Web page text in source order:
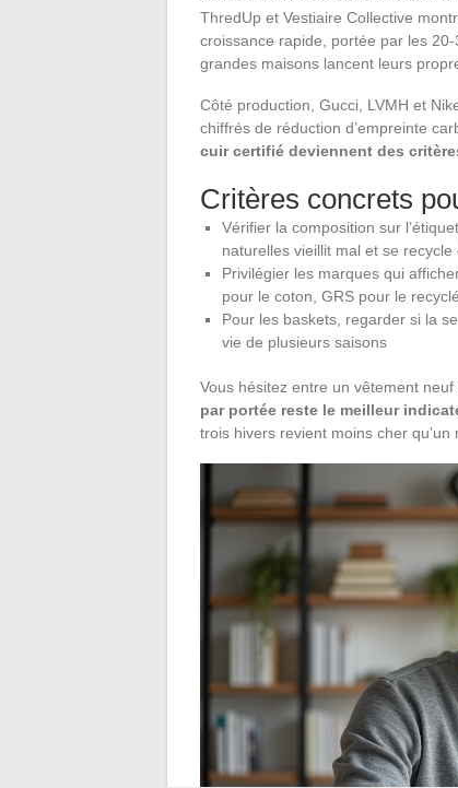
ThredUp et Vestiaire Collective
croissance rapide, portée par les
grandes maisons lancent leurs
Côté production, Gucci, LVMH et
chiffrés de réduction d’empreinte
cuir certifié deviennent des
Critères concrets
Vérifier la composition sur
naturelles vieillit mal et se recycle
Privilégier les marques qui
pour le coton, GRS pour le
Pour les baskets, regarder si la
vie de plusieurs saisons
Vous hésitez entre un vêtement
par portée reste le meilleur
trois hivers revient moins cher